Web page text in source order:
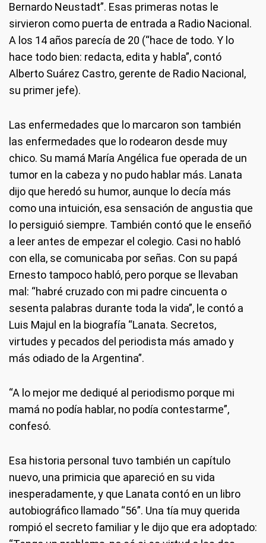
Bernardo Neustadt”. Esas primeras notas le
sirvieron como puerta de entrada a Radio Nacional.
A los 14 años parecía de 20 (“hace de todo. Y lo
hace todo bien: redacta, edita y habla”, contó
Alberto Suárez Castro, gerente de Radio Nacional,
su primer jefe).
Las enfermedades que lo marcaron son también
las enfermedades que lo rodearon desde muy
chico. Su mamá María Angélica fue operada de un
tumor en la cabeza y no pudo hablar más. Lanata
dijo que heredó su humor, aunque lo decía más
como una intuición, esa sensación de angustia que
lo persiguió siempre. También contó que le enseñó
a leer antes de empezar el colegio. Casi no habló
con ella, se comunicaba por señas. Con su papá
Ernesto tampoco habló, pero porque se llevaban
mal: “habré cruzado con mi padre cincuenta o
sesenta palabras durante toda la vida”, le contó a
Luis Majul en la biografía “Lanata. Secretos,
virtudes y pecados del periodista más amado y
más odiado de la Argentina”.
“A lo mejor me dediqué al periodismo porque mi
mamá no podía hablar, no podía contestarme”,
confesó.
Esa historia personal tuvo también un capítulo
nuevo, una primicia que apareció en su vida
inesperadamente, y que Lanata contó en un libro
autobiográfico llamado “56”. Una tía muy querida
rompió el secreto familiar y le dijo que era adoptado: